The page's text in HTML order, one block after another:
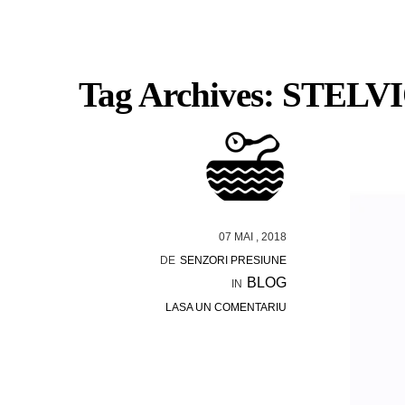
Tag Archives:
07 MAI , 2018
DE SENZORI PRESIUNE
IN
BLOG
LASA UN COMENTARIU